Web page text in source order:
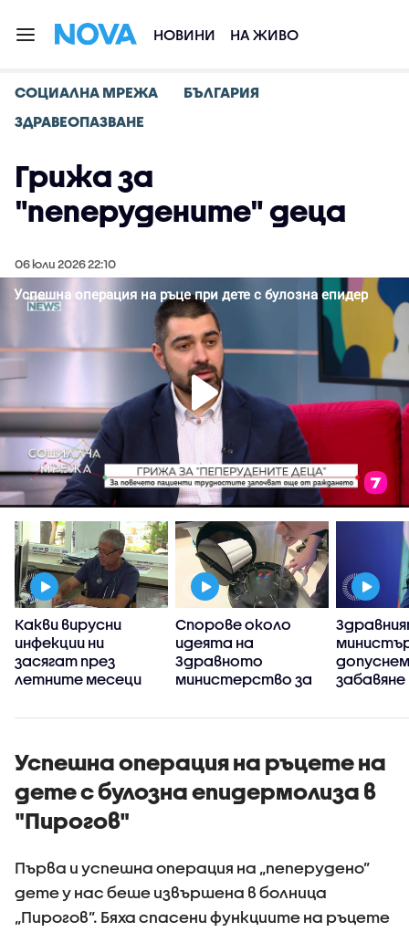
НОВИНИ НА ЖИВО
СОЦИАЛНА МРЕЖА
БЪЛГАРИЯ
ЗДРАВЕОПАЗВАНЕ
Грижа за
"пеперудените" деца
06 юли 2026 22:10
Какви вирусни
инфекции ни
засягат през
летните месеци
Спорове около
идеята на
Здравното
министерство за
държавния инвитро
забавяне
Успешна операция на ръцете на
дете с булозна епидермолиза в
"Пирогов"
Първа и успешна операция на „пеперудено”
дете у нас беше извършена в болница
„Пирогов”. Бяха спасени функциите на ръцете